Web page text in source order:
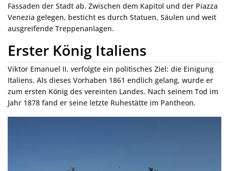
Fassaden der Stadt ab. Zwischen dem Kapitol und der Piazza
Venezia gelegen, besticht es durch Statuen, Säulen und weit
ausgreifende Treppenanlagen.
Erster König Italiens
Viktor Emanuel II. verfolgte ein politisches Ziel: die Einigung
Italiens. Als dieses Vorhaben 1861 endlich gelang, wurde er
zum ersten König des vereinten Landes. Nach seinem Tod im
Jahr 1878 fand er seine letzte Ruhestätte im Pantheon.